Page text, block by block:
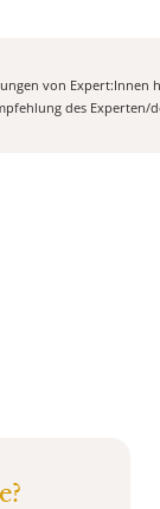
von Expert:Innen
des